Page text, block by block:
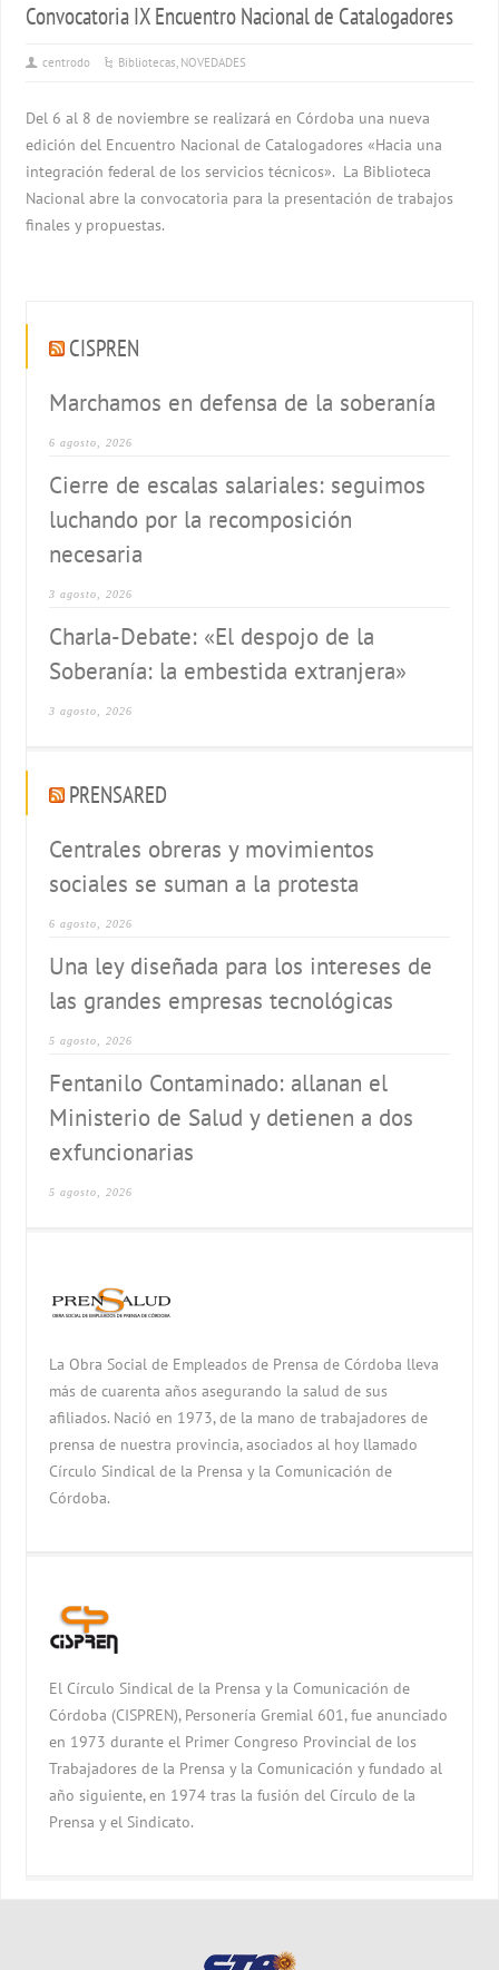
Convocatoria IX Encuentro Nacional de Catalogadores
centrodo Bibliotecas, NOVEDADES
Del 6 al 8 de noviembre se realizará en Córdoba una nueva
edición del Encuentro Nacional de Catalogadores «Hacia una
integración federal de los servicios técnicos». La Biblioteca
Nacional abre la convocatoria para la presentación de trabajos
finales y propuestas.
CISPREN
Marchamos en defensa de la soberanía
6 agosto, 2026
Cierre de escalas salariales: seguimos
luchando por la recomposición
necesaria
3 agosto, 2026
Charla-Debate: «El despojo de la
Soberanía: la embestida extranjera»
3 agosto, 2026
PRENSARED
Centrales obreras y movimientos
sociales se suman a la protesta
6 agosto, 2026
Una ley diseñada para los intereses de
las grandes empresas tecnológicas
5 agosto, 2026
Fentanilo Contaminado: allanan el
Ministerio de Salud y detienen a dos
exfuncionarias
5 agosto, 2026
La Obra Social de Empleados de Prensa de Córdoba lleva
más de cuarenta años asegurando la salud de sus
afiliados. Nació en 1973, de la mano de trabajadores de
prensa de nuestra provincia, asociados al hoy llamado
Círculo Sindical de la Prensa y la Comunicación de
Córdoba.
El Círculo Sindical de la Prensa y la Comunicación de
Córdoba (CISPREN), Personería Gremial 601, fue anunciado
en 1973 durante el Primer Congreso Provincial de los
Trabajadores de la Prensa y la Comunicación y fundado al
año siguiente, en 1974 tras la fusión del Círculo de la
Prensa y el Sindicato.